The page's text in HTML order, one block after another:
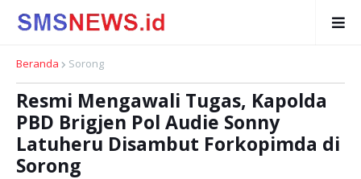
Beranda Sorong
Resmi Mengawali Tugas, Kapolda
PBD Brigjen Pol Audie Sonny
Latuheru Disambut Forkopimda di
Sorong